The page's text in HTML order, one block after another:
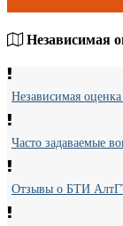
Независимая
Независимая оценка
Часто задаваемые
Отзывы о БТИ